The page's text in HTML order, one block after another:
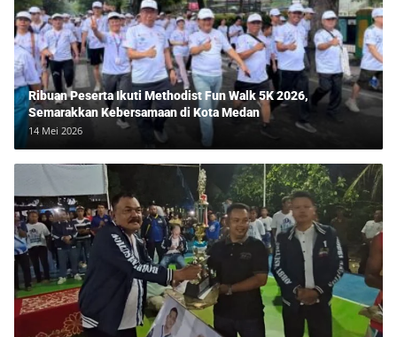
Ribuan Peserta Ikuti Methodist Fun Walk 5K 2026,
Semarakkan Kebersamaan di Kota Medan
14 Mei 2026